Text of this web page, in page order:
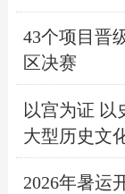
43个项目晋
区决赛
以宫为证
大型历史文
2026年暑运